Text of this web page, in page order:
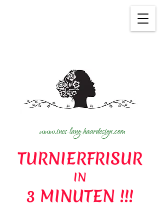
unseren Service zu verbessern.
www.ines-lang-haardesign.com
TURNIERFRISUR
IN
3 MINUTEN !!!